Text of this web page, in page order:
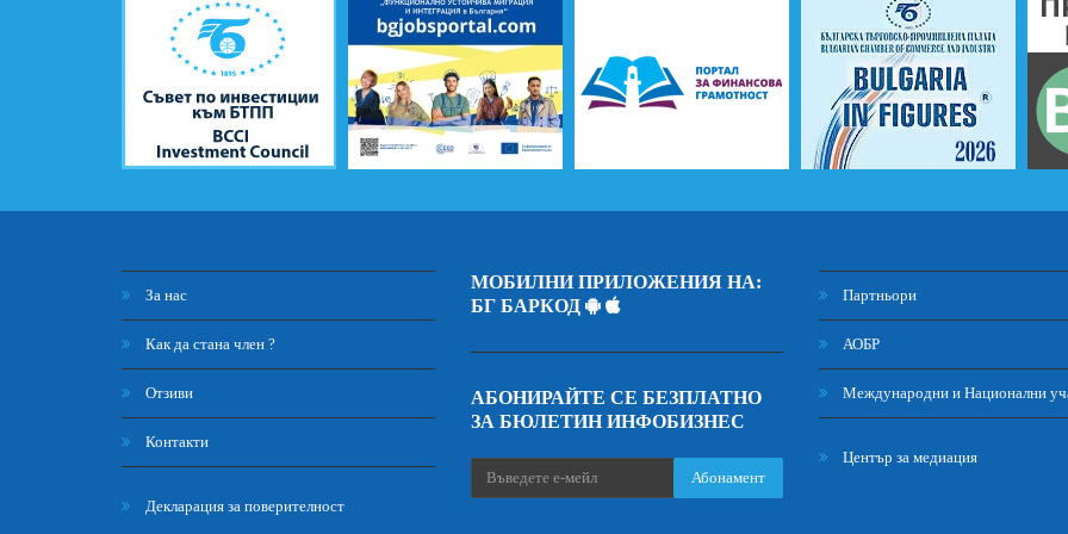
За нас
Как да стана член ?
Отзиви
Контакти
Декларация за поверителност
МОБИЛНИ ПРИЛОЖЕНИЯ НА:
БГ БАРКОД
АБОНИРАЙТЕ СЕ БЕЗПЛАТНО
ЗА БЮЛЕТИН ИНФОБИЗНЕС
Абонамент
Партньори
АОБР
Международни и Национални
Център за медиация